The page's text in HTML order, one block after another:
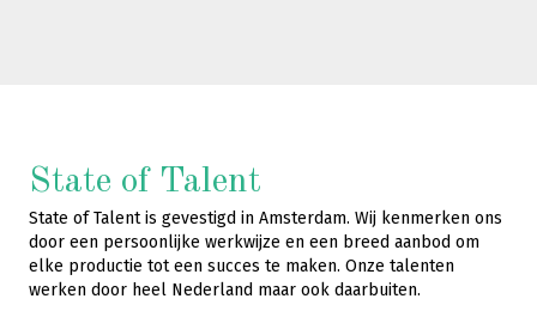
State of Talent
State of Talent is gevestigd in Amsterdam. Wij kenmerken ons
door een persoonlijke werkwijze en een breed aanbod om
elke productie tot een succes te maken. Onze talenten
werken door heel Nederland maar ook daarbuiten.